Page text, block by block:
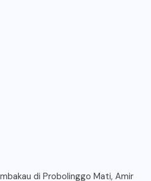
di Probolinggo Mati, Amir